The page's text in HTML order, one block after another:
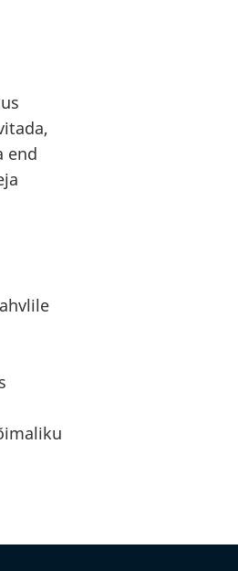
end